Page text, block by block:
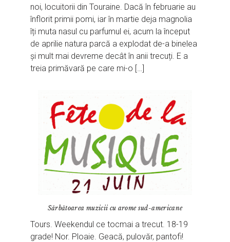
noi, locuitorii din Touraine. Dacă în februarie au
înflorit primii pomi, iar în martie deja magnolia
îți muta nasul cu parfumul ei, acum la început
de aprilie natura parcă a explodat de-a binelea
și mult mai devreme decât în anii trecuți. E a
treia primăvară pe care mi-o […]
Sărbătoarea muzicii cu arome sud-americane
Tours. Weekendul ce tocmai a trecut. 18-19
grade! Nor. Ploaie. Geacă, pulovăr, pantofi!